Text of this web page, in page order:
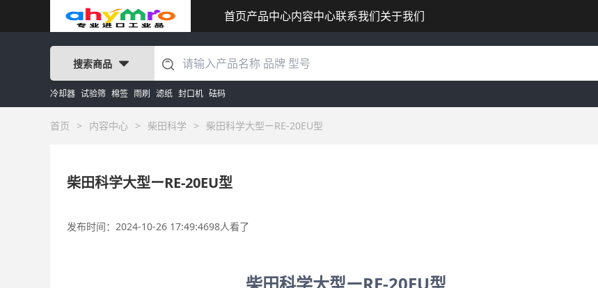
首页产品中心内容中心联系我们关于我们
搜索商品
冷却器 试验筛 棉签 雨刷 滤纸 封口机 砝码
首页 > 内容中心 > 柴田科学 > 柴田科学大型ーRE-20EU型
柴田科学大型ーRE-20EU型
发布时间：2024-10-26 17:49:4698人看了